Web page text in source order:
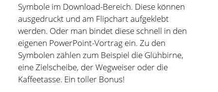
Symbole im Download-Bereich. Diese können
ausgedruckt und am Flipchart aufgeklebt
werden. Oder man bindet diese schnell in den
eigenen PowerPoint-Vortrag ein. Zu den
Symbolen zählen zum Beispiel die Glühbirne,
eine Zielscheibe, der Wegweiser oder die
Kaffeetasse. Ein toller Bonus!